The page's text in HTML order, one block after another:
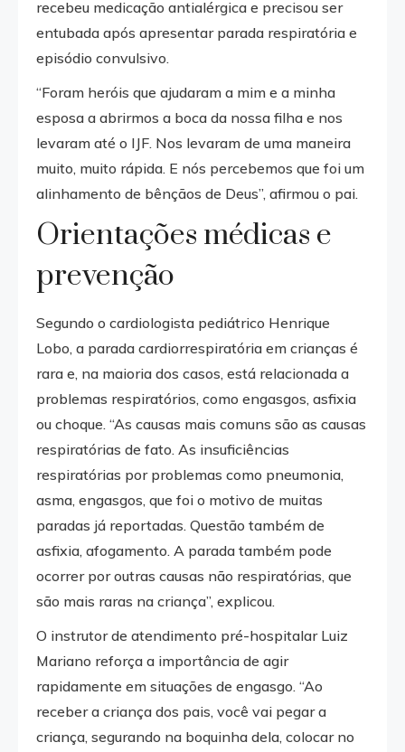
recebeu medicação antialérgica e precisou ser
entubada após apresentar parada respiratória e
episódio convulsivo.
“Foram heróis que ajudaram a mim e a minha
esposa a abrirmos a boca da nossa filha e nos
levaram até o IJF. Nos levaram de uma maneira
muito, muito rápida. E nós percebemos que foi um
alinhamento de bênçãos de Deus”, afirmou o pai.
Orientações médicas e
prevenção
Segundo o cardiologista pediátrico Henrique
Lobo, a parada cardiorrespiratória em crianças é
rara e, na maioria dos casos, está relacionada a
problemas respiratórios, como engasgos, asfixia
ou choque. “As causas mais comuns são as causas
respiratórias de fato. As insuficiências
respiratórias por problemas como pneumonia,
asma, engasgos, que foi o motivo de muitas
paradas já reportadas. Questão também de
asfixia, afogamento. A parada também pode
ocorrer por outras causas não respiratórias, que
são mais raras na criança”, explicou.
O instrutor de atendimento pré-hospitalar Luiz
Mariano reforça a importância de agir
rapidamente em situações de engasgo. “Ao
receber a criança dos pais, você vai pegar a
criança, segurando na boquinha dela, colocar no